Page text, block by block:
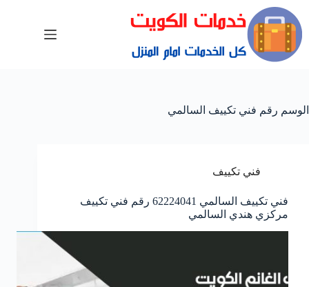
الوسم رقم فني تكييف السالمي
فني تكييف
فني تكييف السالمي 62224041 رقم فني تكييف
مركزي هندي السالمي